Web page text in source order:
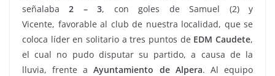
señalaba2 – 3, con goles de Samuel (2) y
Vicente, favorable al club de nuestra localidad, que se
coloca líder en solitario a tres puntos de EDM Caudete,
el cual no pudo disputar su partido, a causa de la
lluvia, frente aAyuntamiento de Alpera. Al equipo